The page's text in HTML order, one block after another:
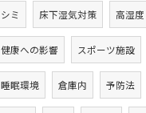
シミ 床下湿気対策 高湿度
健康への影響 スポーツ施設
睡眠環境 倉庫内 予防法